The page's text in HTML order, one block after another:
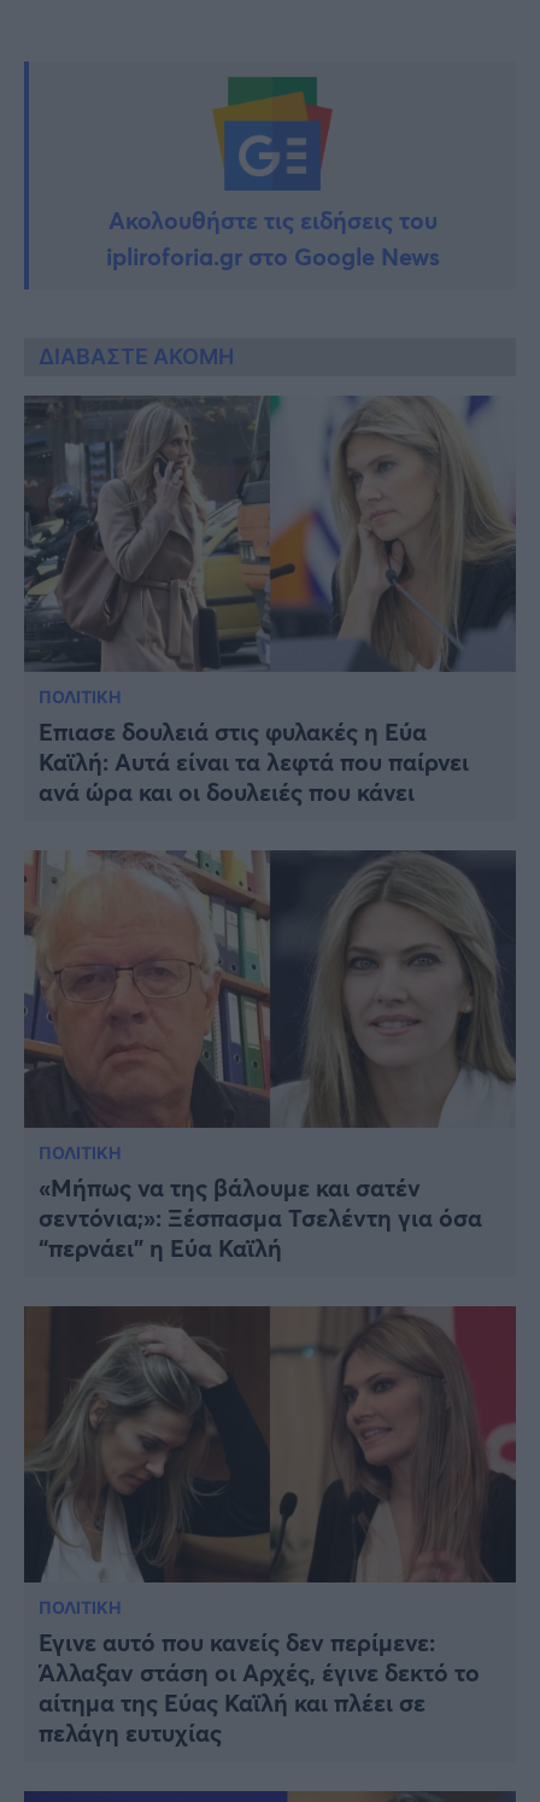
Ακολουθήστε τις ειδήσεις του
ipliroforia.gr στο Google News
ΔΙΑΒΑΣΤΕ ΑΚΟΜΗ
ΠΟΛΙΤΙΚΗ
Έπιασε δουλειά στις φυλακές η Εύα
Καϊλή: Αυτά είναι τα λεφτά που παίρνει
ανά ώρα και οι δουλειές που κάνει
ΠΟΛΙΤΙΚΗ
«Μήπως να της βάλουμε και σατέν
σεντόνια;»: Ξέσπασμα Τσελέντη για όσα
“περνάει” η Εύα Καϊλή
ΠΟΛΙΤΙΚΗ
Έγινε αυτό που κανείς δεν περίμενε:
Άλλαξαν στάση οι Αρχές, έγινε δεκτό το
αίτημα της Εύας Καϊλή και πλέει σε
πελάγη ευτυχίας